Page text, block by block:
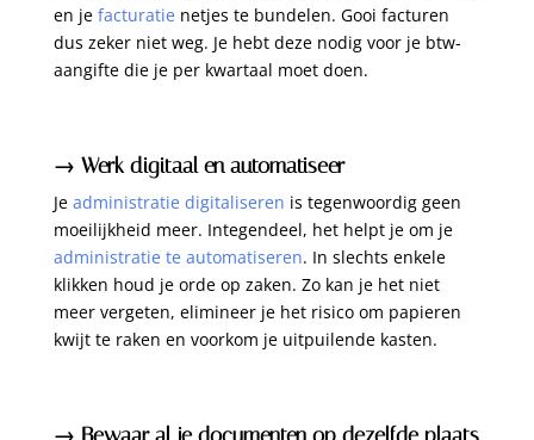
en je facturatie netjes te bundelen. Gooi facturen
dus zeker niet weg. Je hebt deze nodig voor je btw-
aangifte die je per kwartaal moet doen.
→ Werk digitaal en automatiseer
Je administratie digitaliseren is tegenwoordig geen
moeilijkheid meer. Integendeel, het helpt je om je
administratie te automatiseren. In slechts enkele
klikken houd je orde op zaken. Zo kan je het niet
meer vergeten, elimineer je het risico om papieren
kwijt te raken en voorkom je uitpuilende kasten.